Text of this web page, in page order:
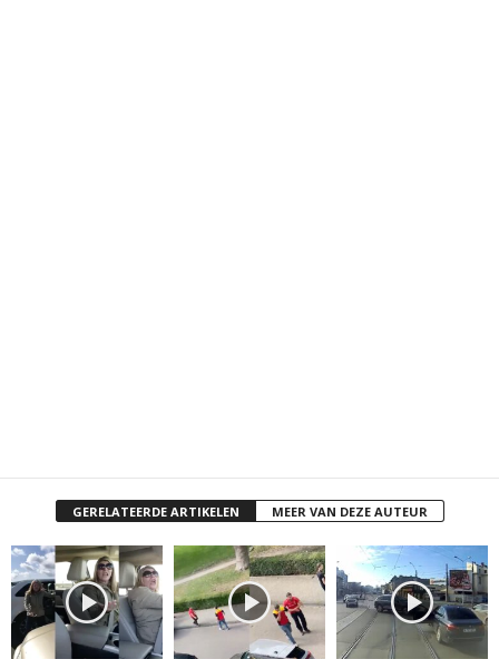
GERELATEERDE ARTIKELEN MEER VAN DEZE AUTEUR